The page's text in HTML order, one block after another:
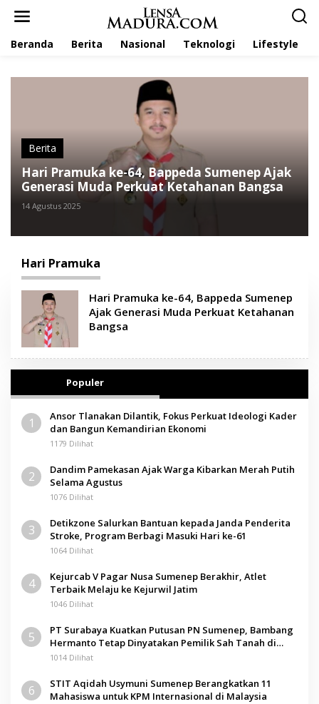
Beranda Berita Nasional Teknologi Lifestyle
Berita
Hari Pramuka ke-64, Bappeda Sumenep Ajak
Generasi Muda Perkuat Ketahanan Bangsa
14 Agustus 2025
Hari Pramuka
Hari Pramuka ke-64, Bappeda Sumenep
Ajak Generasi Muda Perkuat Ketahanan
Bangsa
Populer
1
Ansor Tlanakan Dilantik, Fokus Perkuat Ideologi Kader
dan Bangun Kemandirian Ekonomi
1179 Dilihat
2
Dandim Pamekasan Ajak Warga Kibarkan Merah Putih
Selama Agustus
1076 Dilihat
3
Detikzone Salurkan Bantuan kepada Janda Penderita
Stroke, Program Berbagi Masuki Hari ke-61
1064 Dilihat
4
Kejurcab V Pagar Nusa Sumenep Berakhir, Atlet
Terbaik Melaju ke Kejurwil Jatim
1046 Dilihat
5
PT Surabaya Kuatkan Putusan PN Sumenep, Bambang
Hermanto Tetap Dinyatakan Pemilik Sah Tanah di
Pamolokan
1014 Dilihat
6
STIT Aqidah Usymuni Sumenep Berangkatkan 11
Mahasiswa untuk KPM Internasional di Malaysia